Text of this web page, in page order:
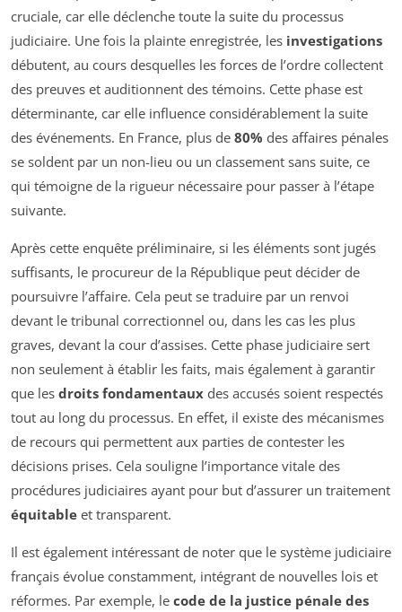
cruciale, car elle déclenche toute la suite du processus
judiciaire. Une fois la plainte enregistrée, les investigations
débutent, au cours desquelles les forces de l’ordre collectent
des preuves et auditionnent des témoins. Cette phase est
déterminante, car elle influence considérablement la suite
des événements. En France, plus de 80% des affaires pénales
se soldent par un non-lieu ou un classement sans suite, ce
qui témoigne de la rigueur nécessaire pour passer à l’étape
suivante.
Après cette enquête préliminaire, si les éléments sont jugés
suffisants, le procureur de la République peut décider de
poursuivre l’affaire. Cela peut se traduire par un renvoi
devant le tribunal correctionnel ou, dans les cas les plus
graves, devant la cour d’assises. Cette phase judiciaire sert
non seulement à établir les faits, mais également à garantir
que les droits fondamentaux des accusés soient respectés
tout au long du processus. En effet, il existe des mécanismes
de recours qui permettent aux parties de contester les
décisions prises. Cela souligne l’importance vitale des
procédures judiciaires ayant pour but d’assurer un traitement
équitable et transparent.
Il est également intéressant de noter que le système judiciaire
français évolue constamment, intégrant de nouvelles lois et
réformes. Par exemple, le code de la justice pénale des